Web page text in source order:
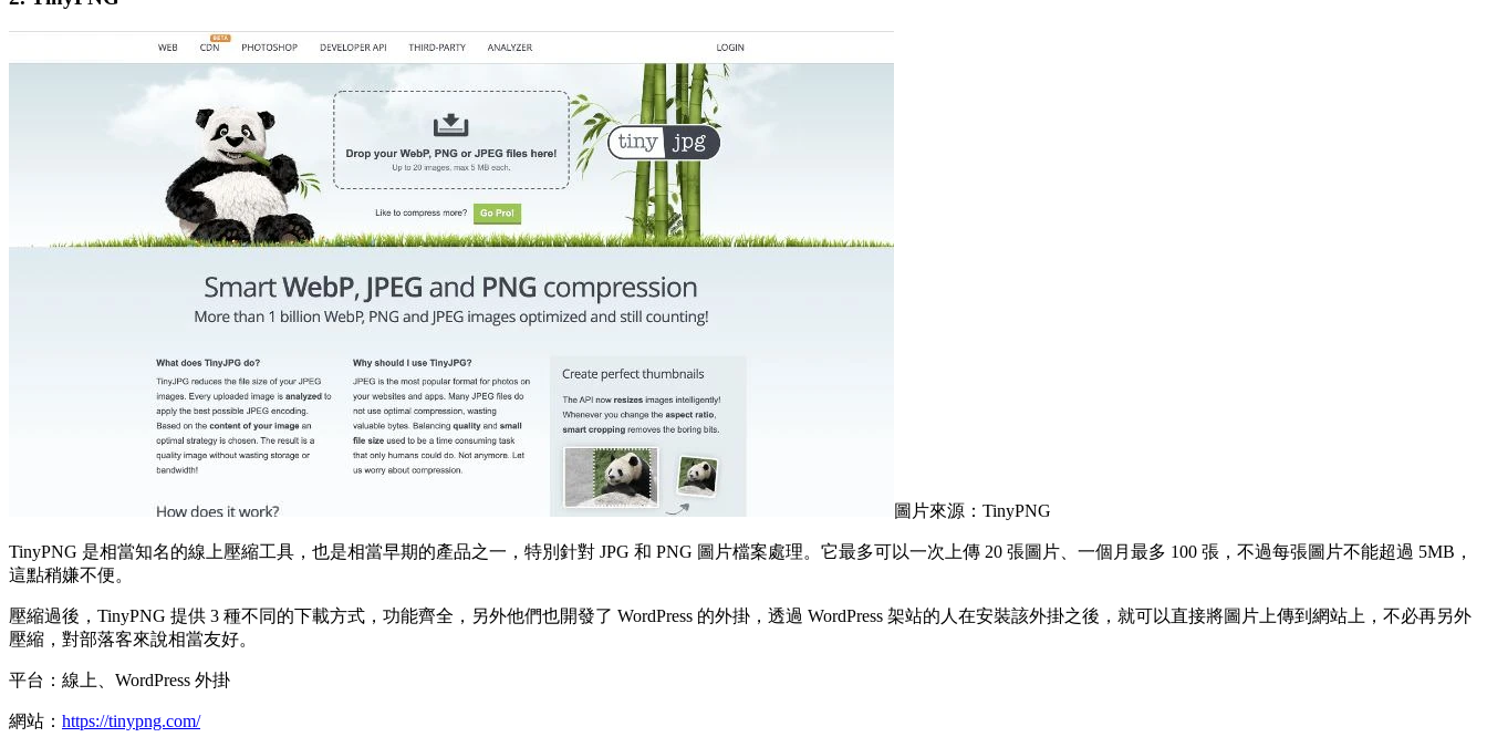
圖片來源：TinyPNG
TinyPNG 是相當知名的線上壓縮工具，也是相當早期的產品之一，特別針對 JPG 和 PNG 圖片檔案處理。它最多可以一次上傳 20 張圖片、一個月最多 100 張，不過每張圖片不能超過 5MB，
這點稍嫌不便。
壓縮過後，TinyPNG 提供 3 種不同的下載方式，功能齊全，另外他們也開發了 WordPress 的外掛，透過 WordPress 架站的人在安裝該外掛之後，就可以直接將圖片上傳到網站上，不必再另外
壓縮，對部落客來說相當友好。
平台：線上、WordPress 外掛
網站： https://tinypng.com/